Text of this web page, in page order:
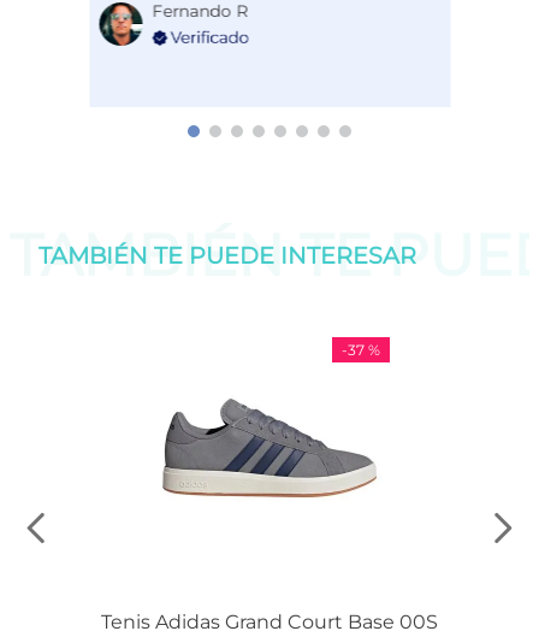
Fernando R
TAMBIÉN TE
TAMBIÉN TE PUEDE INTERESAR
-37 %
Tenis Adidas Grand Court Base 00S